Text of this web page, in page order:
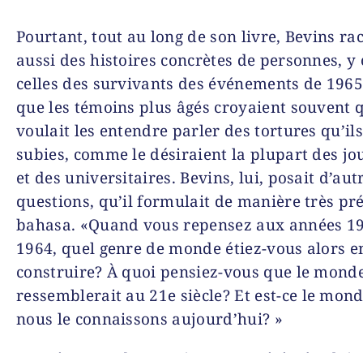
Pourtant, tout au long de son livre, Bevins
aussi des histoires concrètes de personnes,
celles des survivants des événements de
que les témoins plus âgés croyaient souvent
voulait les entendre parler des tortures
subies, comme le désiraient la plupart des
et des universitaires. Bevins, lui, posait
questions, qu’il formulait de manière très
bahasa. «Quand vous repensez aux années
1964, quel genre de monde étiez-vous alors
construire? À quoi pensiez-vous que le
ressemblerait au 21e siècle? Et est-ce le
nous le connaissons aujourd’hui? »